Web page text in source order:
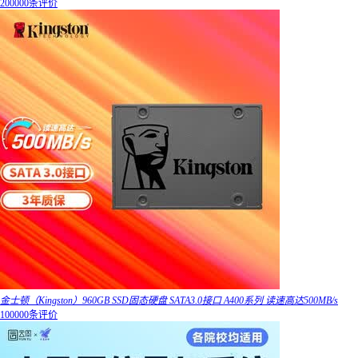
200000条评价
金士顿（Kingston）960GB SSD固态硬盘 SATA3.0接口 A400系列 读速高达500MB/s
100000条评价